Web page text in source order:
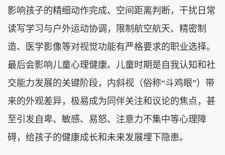
影响孩子的精细动作完成、空间距离判断，干扰日常
读写学习与户外运动协调，限制航空航天、精密制
造、医学影像等对视觉功能有严格要求的职业选择。
最后会影响儿童心理健康。儿童时期是自我认知和社
交能力发展的关键阶段，内斜视（俗称“斗鸡眼”）带
来的外观差异，极易成为同伴关注和议论的焦点，甚
至引发自卑、敏感、易怒、注意力不集中等心理障
碍，给孩子的健康成长和未来发展埋下隐患。